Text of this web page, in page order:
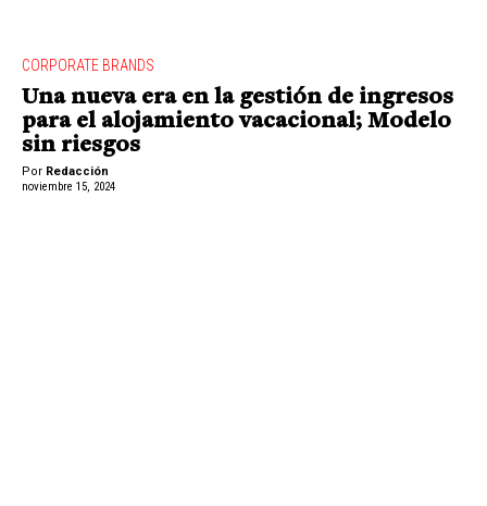
CORPORATE BRANDS
Una nueva era en la gestión de ingresos
para el alojamiento vacacional; Modelo
sin riesgos
Por Redacción
noviembre 15, 2024